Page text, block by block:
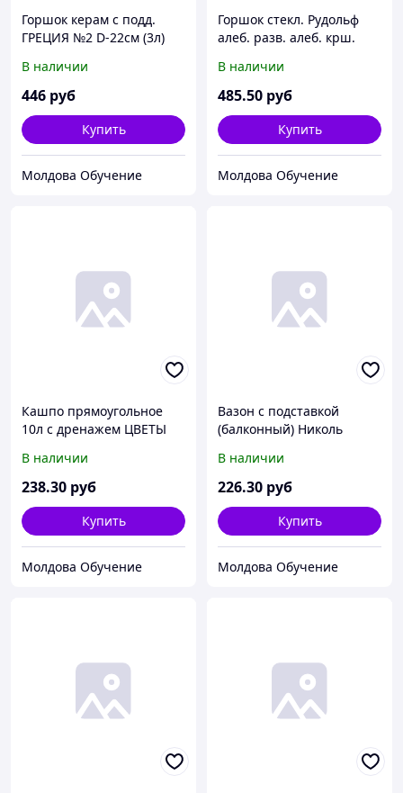
Горшок керам с подд.
ГРЕЦИЯ №2 D-22см (3л)
В наличии
446 руб
Купить
Молдова Обучение
Горшок стекл. Рудольф
алеб. разв. алеб. крш.
В наличии
485.50 руб
Купить
Молдова Обучение
Кашпо прямоугольное
10л с дренажем ЦВЕТЫ
В наличии
238.30 руб
Купить
Молдова Обучение
Вазон с подставкой
(балконный) Николь
В наличии
226.30 руб
Купить
Молдова Обучение